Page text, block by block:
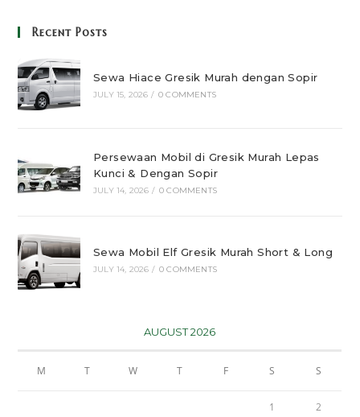
Recent Posts
Sewa Hiace Gresik Murah dengan Sopir
JULY 15, 2026 / 0 COMMENTS
Persewaan Mobil di Gresik Murah Lepas
Kunci & Dengan Sopir
JULY 14, 2026 / 0 COMMENTS
Sewa Mobil Elf Gresik Murah Short & Long
JULY 14, 2026 / 0 COMMENTS
AUGUST 2026
M T W T F S S
1 2